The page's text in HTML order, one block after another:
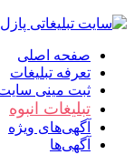
صفحه اصلی
تعرفه تبلیغات
ثبت مینی
تبلیغات انبوه
آگهی‌های ویژه
آگهی‌ها